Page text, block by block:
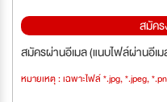
สมัคร
สมัครผ่านอีเมล (แนบไฟล์ผ่านอีเ
หมายเหตุ : เฉพาะไฟล์ *.jpg, *.jpeg,